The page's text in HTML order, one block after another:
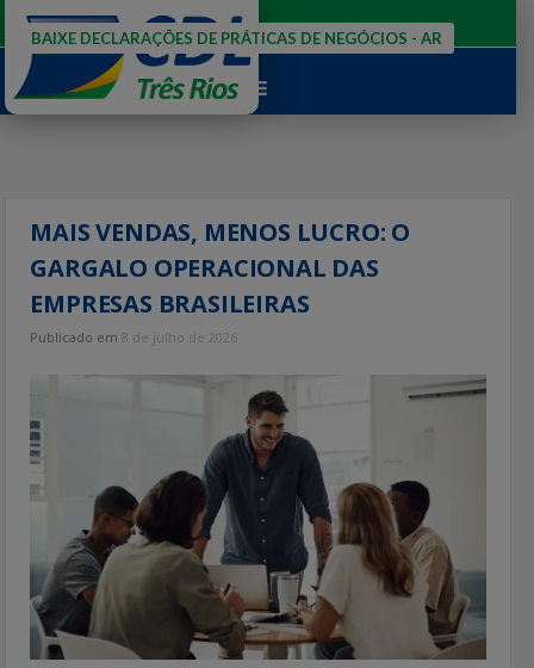
para
conteúdo
BAIXE DECLARAÇÕES DE PRÁTICAS DE NEGÓCIOS - AR
MAIS VENDAS, MENOS LUCRO: O
GARGALO OPERACIONAL DAS
EMPRESAS BRASILEIRAS
Publicado em8 de julho de 2026